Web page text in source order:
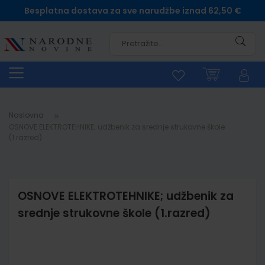
Besplatna dostava za sve narudžbe iznad 62,50 €
Naslovna
OSNOVE ELEKTROTEHNIKE; udžbenik za
srednje strukovne škole (1.razred)